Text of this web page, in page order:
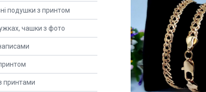
подушки з принтом
чашки з фото
принтами